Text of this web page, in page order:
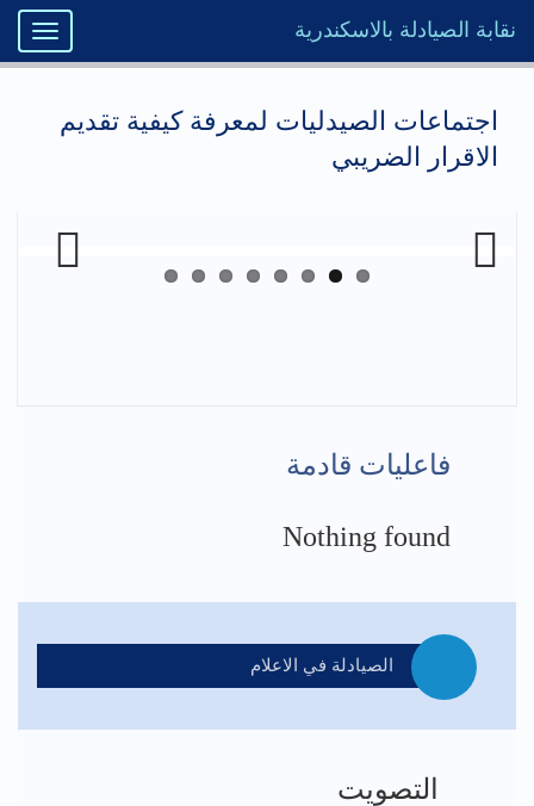
Toggle
نقابة الصيادلة بالاسكندرية
اجتماعات الصيدليات لمعرفة كيفية تقديم
الاقرار الضريبي
فاعليات قادمة
Nothing found
الصيادلة في الاعلام
التصويت